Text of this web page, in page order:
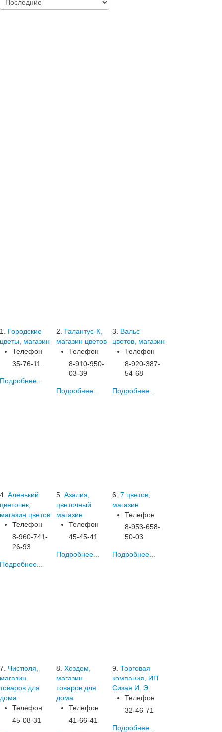
1.
Городские
цветы, магазин
Телефон
35-76-11
Подробнее...
2.
Галантус-К,
магазин цветов
Телефон
8-910-950-
03-39
Подробнее...
3.
Вальс
цветов, магазин
Телефон
8-920-387-
54-68
Подробнее...
4. Аленький
цветочек,
магазин цветов
Телефон
8-960-741-
26-93
Подробнее...
5. Азалия,
цветочный
магазин
Телефон
45-45-41
Подробнее...
6. 7 цветов,
магазин
Телефон
8-953-658-
50-03
Подробнее...
7.
Чистюля,
магазин
товаров для
дома
Телефон
45-08-31
8. Хоздом,
магазин
товаров для
дома
Телефон
41-66-41
9. Торговая
компания, ИП
Сизая И. Э.
Телефон
32-46-71
Подробнее...